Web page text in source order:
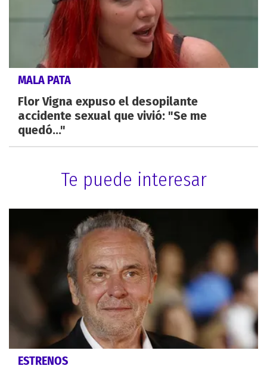
MALA PATA
Flor Vigna expuso el desopilante
accidente sexual que vivió: "Se me
quedó..."
Te puede interesar
ESTRENOS